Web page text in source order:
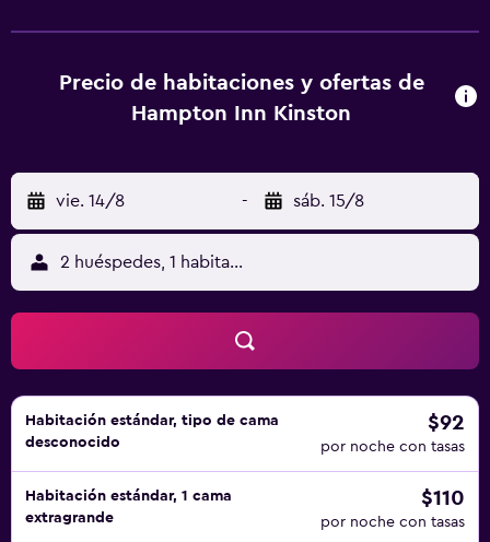
Precio de habitaciones y ofertas de
Hampton Inn Kinston
vie. 14/8 - sáb. 15/8
2 huéspedes, 1 habitación
Habitación estándar, tipo de cama
desconocido
$92
por noche con tasas
Habitación estándar, 1 cama
extragrande
$110
por noche con tasas